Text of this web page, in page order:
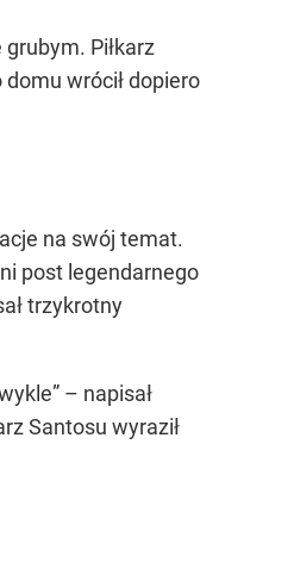
Piłkarz
wrócił dopiero
na swój temat.
post legendarnego
trzykrotny
– napisał
Santosu wyraził